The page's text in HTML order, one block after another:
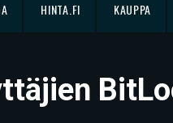
HINTA.FI KAUPPA